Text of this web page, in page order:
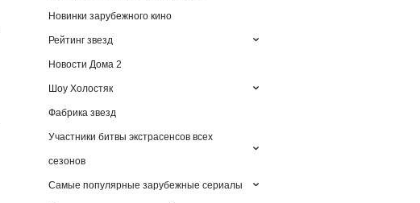
Новинки зарубежного кино
Рейтинг звезд
Новости Дома 2
Шоу Холостяк
Фабрика звезд
Участники битвы экстрасенсов всех
сезонов
Самые популярные зарубежные сериалы